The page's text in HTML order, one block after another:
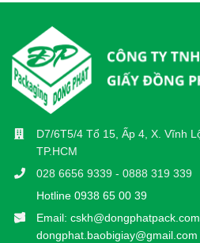
D7/6T5/4 Tổ 15, Ấp 4, X. Vĩnh
TP.HCM
028 6656 9339 - 0888 319 339
Hotline 0938 65 00 39
Email:
dongphat.baobigiay@gmail.com